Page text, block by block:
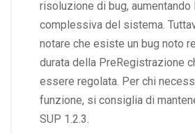
risoluzione di bug, aumentando
complessiva del sistema.
notare che esiste un bug noto
durata della PreRegistrazione
essere regolata. Per chi
funzione, si consiglia di
SUP 1.2.3.